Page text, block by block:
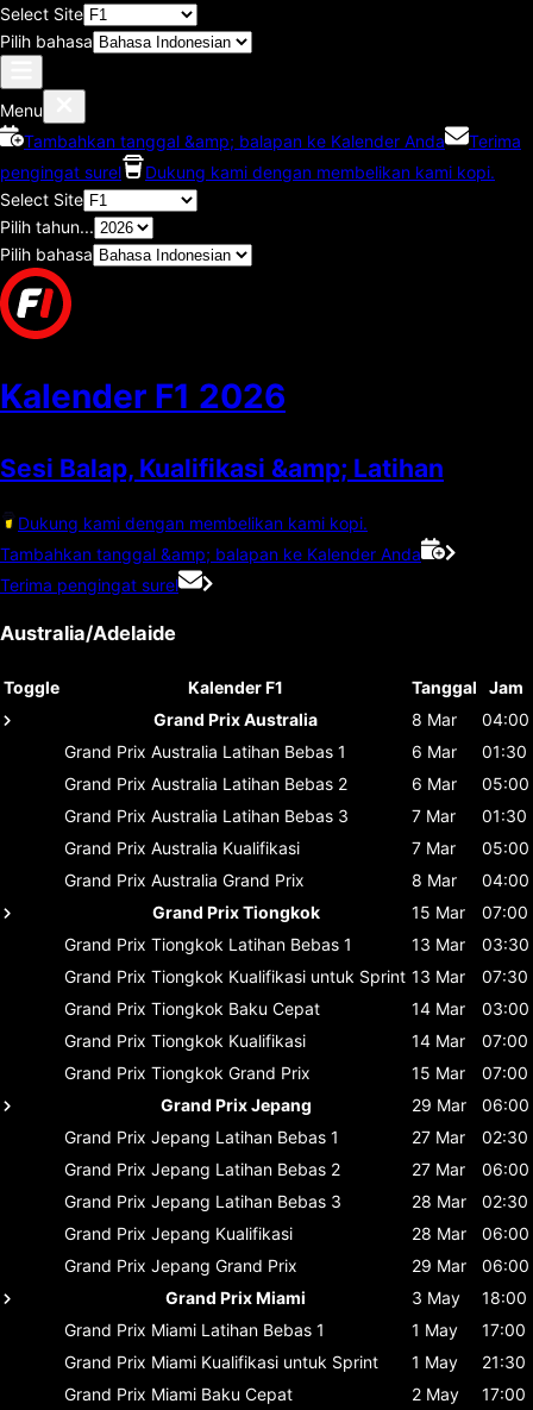
Select Site
Pilih bahasa
Menu
Tambahkan tanggal &amp; balapan ke Kalender Anda
Terima
pengingat surel
Dukung kami dengan membelikan kami kopi.
Select Site
Pilih tahun...
Pilih bahasa
Kalender F1 2026
Sesi Balap, Kualifikasi &amp; Latihan
Dukung kami dengan membelikan kami kopi.
Tambahkan tanggal &amp; balapan ke Kalender Anda
Terima pengingat surel
Australia/Adelaide
Toggle Kalender F1 Tanggal
Jam
Grand Prix Australia
8 Mar
04:00
Grand Prix Australia Latihan Bebas 1 6 Mar
01:30
Grand Prix Australia Latihan Bebas 2 6 Mar
05:00
Grand Prix Australia Latihan Bebas 3 7 Mar
01:30
Grand Prix Australia Kualifikasi 7 Mar
05:00
Grand Prix Australia Grand Prix 8 Mar
04:00
Grand Prix Tiongkok
15 Mar
07:00
Grand Prix Tiongkok Latihan Bebas 1 13 Mar
03:30
Grand Prix Tiongkok Kualifikasi untuk Sprint 13 Mar
07:30
Grand Prix Tiongkok Baku Cepat 14 Mar
03:00
Grand Prix Tiongkok Kualifikasi 14 Mar
07:00
Grand Prix Tiongkok Grand Prix 15 Mar
07:00
Grand Prix Jepang
29 Mar
06:00
Grand Prix Jepang Latihan Bebas 1 27 Mar
02:30
Grand Prix Jepang Latihan Bebas 2 27 Mar
06:00
Grand Prix Jepang Latihan Bebas 3 28 Mar
02:30
Grand Prix Jepang Kualifikasi 28 Mar
06:00
Grand Prix Jepang Grand Prix 29 Mar
06:00
Grand Prix Miami
3 May
18:00
Grand Prix Miami Latihan Bebas 1 1 May
17:00
Grand Prix Miami Kualifikasi untuk Sprint 1 May
21:30
Grand Prix Miami Baku Cepat 2 May
17:00